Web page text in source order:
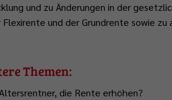
und zu Änderungen in der
und der Grundrente sowie
Themen:
die Rente erhöhen?